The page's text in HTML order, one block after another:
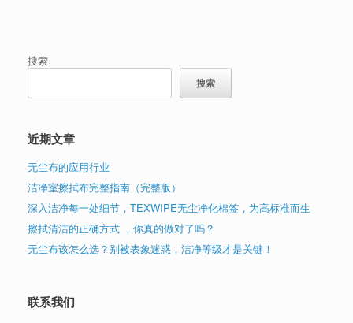
搜索
搜索
近期文章
无尘布的应用行业
洁净室擦拭布完整指南（完整版）
深入洁净每一处细节，TEXWIPE无尘净化棉签，为高标准而生
擦拭清洁的正确方式 ，你真的做对了吗？
无尘布该怎么选？别被表象迷惑，洁净等级才是关键！
联系我们